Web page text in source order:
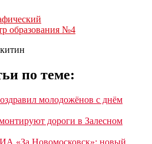
образования №4
по теме:
молодожёнов с днём
дороги в Залесном
«За Новомосковск»: новый